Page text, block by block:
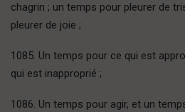
chagrin ; un temps pour pleurer de
pleurer de joie ;
1085. Un temps pour ce qui est
qui est inapproprié ;
1086. Un temps pour agir, et un